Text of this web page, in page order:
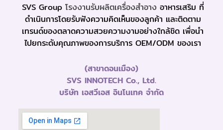
SVS Group โรงงานรับผลิตเครื่องสำอาง อาหารเสริม ที่
ดำเนินการโดยรับฟังความคิดเห็นของลูกค้า และติดตาม
เทรนด์ของตลาดความสวยความงามอย่างใกล้ชิด เพื่อนำ
ไปยกระดับคุณภาพของการบริการ OEM/ODM ของเรา
(สาขาดอนเมือง)
SVS INNOTECH Co., Ltd.
บริษัท เอสวีเอส อินโนเทค จำกัด